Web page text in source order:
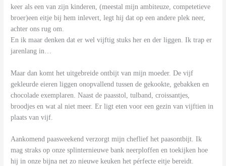
keer als een van zijn kinderen, (meestal mijn ambiteuze, competetieve
broer)een eitje bij hem inlevert, legt hij dat op een andere plek neer,
achter ons rug om.
En ik maar denken dat er wel vijftig stuks her en der liggen. Ik trap er
jarenlang in…
Maar dan komt het uitgebreide ontbijt van mijn moeder. De vijf
gekleurde eieren liggen onopvallend tussen de gekookte, gebakken en
chocolade exemplaren. Naast de paasstol, tulband, croissantjes,
broodjes en wat al niet meer. Er ligt eten voor een gezin van vijftien in
plaats van vijf.
Aankomend paasweekend verzorgt mijn cheflief het paasontbijt. Ik
mag straks op onze splinternieuwe bank neerploffen en toekijken hoe
hij in onze bijna net zo nieuwe keuken het pérfecte eitje bereidt.